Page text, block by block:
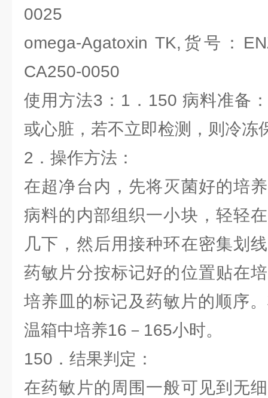
0025
omega-Agatoxin TK,货号：
CA250-0050
使用方法3：1．150 病料准备
或心脏，若不立即检测，则冷冻
2．操作方法：
在超净台内，先将灭菌好的培
病料的内部组织一小块，轻轻
几下，然后用接种环在密集划
药敏片分按标记好的位置贴在
培养皿的标记及药敏片的顺序
温箱中培养16－165小时。
150．结果判定：
在药敏片的周围一般可见到无